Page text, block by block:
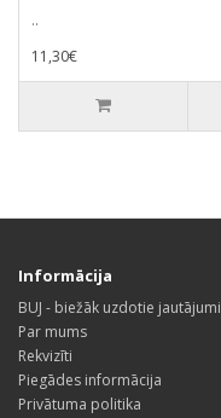
..
11,30€
Informācija
BUJ - biežāk uzdotie jautājumi
Par mums
Rekvizīti
Piegādes informācija
Privātuma politika